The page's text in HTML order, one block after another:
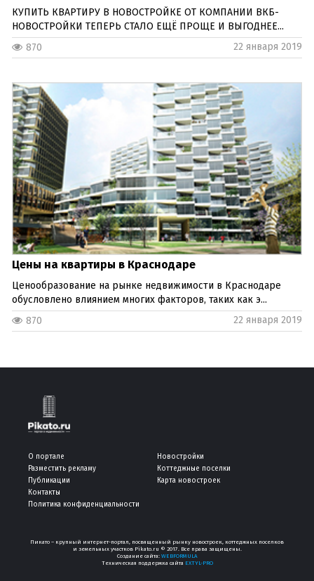
КУПИТЬ КВАРТИРУ В НОВОСТРОЙКЕ ОТ КОМПАНИИ ВКБ-
НОВОСТРОЙКИ ТЕПЕРЬ СТАЛО ЕЩЁ ПРОЩЕ И ВЫГОДНЕЕ...
870
22 января 2019
Цены на квартиры в Краснодаре
Ценообразование на рынке недвижимости в Краснодаре
обусловлено влиянием многих факторов, таких как э...
870
22 января 2019
О портале
Разместить рекламу
Публикации
Контакты
Политика конфиденциальности
Новостройки
Коттеджные поселки
Карта новостроек
Пикато – крупный интернет-портал, посвященный рынку новостроек, коттеджных поселков
и земельных участков Pikato.ru © 2017. Все права защищены.
Создание сайта: WEBFORMULA
Техническая поддержка сайта EXTYL-PRO